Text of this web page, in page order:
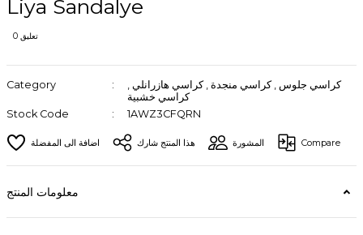
Liya Sandalye
0 تعليق
Category كراسي جلوس ,كراسي منجدة ,كراسي هازرانلي ,
كراسي خشبية
Stock Code
1AWZ3CFQRN
هذا المنتج شارك المشورة Compare
معلومات المنتج